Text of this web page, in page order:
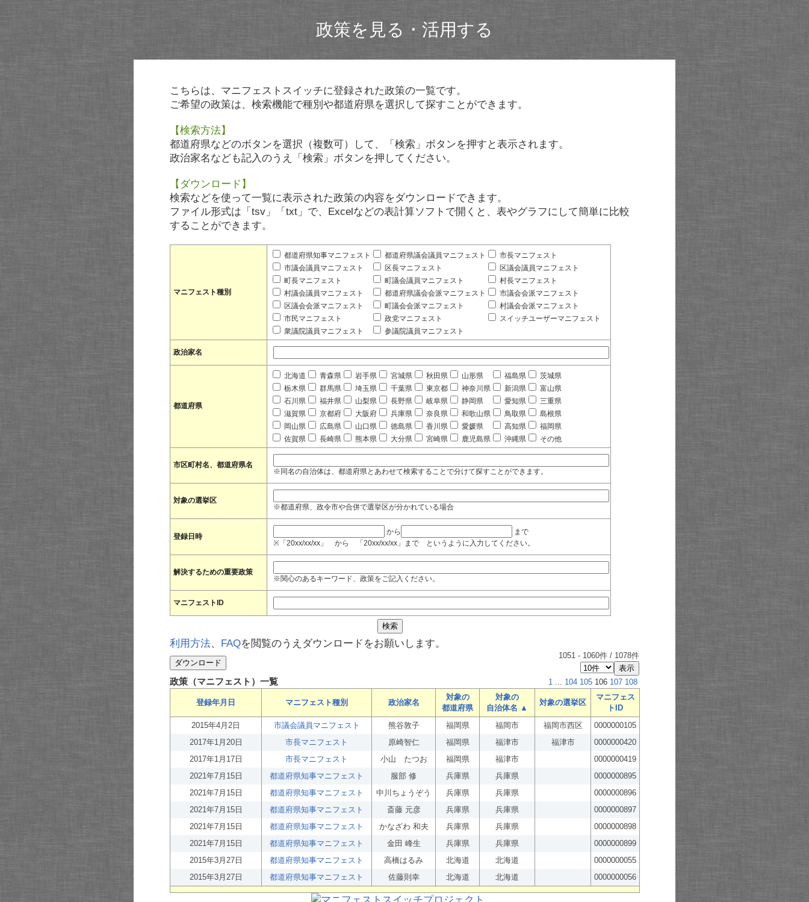
政策を見る・活用する
こちらは、マニフェストスイッチに登録された政策の一覧です。
ご希望の政策は、検索機能で種別や都道府県を選択して探すことができます。
【検索方法】
都道府県などのボタンを選択（複数可）して、「検索」ボタンを押すと表示されます。
政治家名なども記入のうえ「検索」ボタンを押してください。
【ダウンロード】
検索などを使って一覧に表示された政策の内容をダウンロードできます。
ファイル形式は「tsv」「txt」で、Excelなどの表計算ソフトで開くと、表やグラフにして簡単に比較
することができます。
マニフェスト種別
都道府県知事マニフェスト 都道府県議会議員マニフェスト
市長マニフェスト
市議会議員マニフェスト
区長マニフェスト
区議会議員マニフェスト
町長マニフェスト
町議会議員マニフェスト
村長マニフェスト
村議会議員マニフェスト
都道府県議会会派マニフェスト
市議会会派マニフェスト
区議会会派マニフェスト
町議会会派マニフェスト
村議会会派マニフェスト
市民マニフェスト
政党マニフェスト
スイッチユーザーマニフェスト
衆議院議員マニフェスト
参議院議員マニフェスト
政治家名
都道府県
北海道 青森県 岩手県 宮城県 秋田県 山形県 福島県
茨城県
栃木県
群馬県 埼玉県 千葉県 東京都 神奈川県 新潟県
富山県
石川県
福井県 山梨県 長野県 岐阜県 静岡県 愛知県
三重県
滋賀県
京都府 大阪府 兵庫県 奈良県 和歌山県 鳥取県
島根県
岡山県
広島県 山口県 徳島県 香川県 愛媛県 高知県
福岡県
佐賀県
長崎県 熊本県 大分県 宮崎県 鹿児島県 沖縄県 その他
市区町村名、都道府県名
※同名の自治体は、都道府県とあわせて検索することで分けて探すことができます。
対象の選挙区
※都道府県、政令市や合併で選挙区が分かれている場合
登録日時
から
まで
※「20xx/xx/xx」 から 「20xx/xx/xx」まで というように入力してください。
解決するための重要政策
※関心のあるキーワード、政策をご記入ください。
マニフェストID
利用方法、 FAQを閲覧のうえダウンロードをお願いします。
1051 - 1060件 / 1078件
政策（マニフェスト）一覧 1 ... 104 105 106 107 108
登録年月日 マニフェスト種別 政治家名
対象の
都道府県
対象の
自治体名 ▲
対象の選挙区
マニフェス
トID
2015年4月2日
市議会議員マニフェスト 熊谷敦子 福岡県 福岡市 福岡市西区
0000000105
2017年1月20日
市長マニフェスト 原崎智仁 福岡県 福津市 福津市
0000000420
2017年1月17日
市長マニフェスト 小山 たつお 福岡県 福津市
0000000419
2021年7月15日
都道府県知事マニフェスト 服部 修 兵庫県 兵庫県
0000000895
2021年7月15日
都道府県知事マニフェスト 中川ちょうぞう 兵庫県 兵庫県
0000000896
2021年7月15日
都道府県知事マニフェスト 斎藤 元彦 兵庫県 兵庫県
0000000897
2021年7月15日
都道府県知事マニフェスト かなざわ 和夫 兵庫県 兵庫県
0000000898
2021年7月15日
都道府県知事マニフェスト 金田 峰生 兵庫県 兵庫県
0000000899
2015年3月27日
都道府県知事マニフェスト 高橋はるみ 北海道 北海道
0000000055
2015年3月27日
都道府県知事マニフェスト 佐藤則幸 北海道 北海道 0000000056